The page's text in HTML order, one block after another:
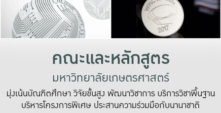
เปลี่ยนแปลง แล
เพื่อทำง
ระบบสารสนเทศ
คณะและหลักสูตร
มหาวิทยาลัยเกษตรศาสตร์
มุ่งเน้นบัณฑิตศึกษา วิจัยขั้นสูง พัฒนาวิชาการ บริการวิชาพื้นฐาน
บริหารโครงการพิเศษ ประสานความร่วมมือกับนานาชาติ